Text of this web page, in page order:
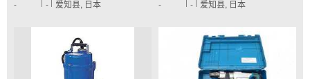
- - 爱知县, 日本 - - 爱知县, 日本